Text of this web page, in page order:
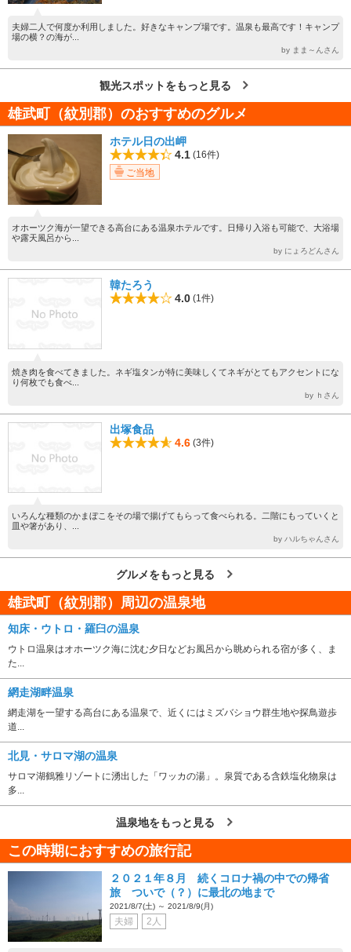
夫婦二人で何度か利用しました。好きなキャンプ場です。温泉も最高です！キャンプ
場の横？の海が...
by まま～んさん
観光スポットをもっと見る
雄武町（紋別郡）のおすすめのグルメ
ホテル日の出岬
4.1 (16件)
ご当地
オホーツク海が一望できる高台にある温泉ホテルです。日帰り入浴も可能で、大浴場
や露天風呂から...
by にょろどんさん
韓たろう
4.0 (1件)
焼き肉を食べてきました。ネギ塩タンが特に美味しくてネギがとてもアクセントにな
り何枚でも食べ...
by ｈさん
出塚食品
4.6 (3件)
いろんな種類のかまぼこをその場で揚げてもらって食べられる。二階にもっていくと
皿や箸があり、...
by ハルちゃんさん
グルメをもっと見る
雄武町（紋別郡）周辺の温泉地
知床・ウトロ・羅臼の温泉
ウトロ温泉はオホーツク海に沈む夕日などお風呂から眺められる宿が多く、ま
た...
網走湖畔温泉
網走湖を一望する高台にある温泉で、近くにはミズバショウ群生地や探鳥遊歩
道...
北見・サロマ湖の温泉
サロマ湖鶴雅リゾートに湧出した「ワッカの湯」。泉質である含鉄塩化物泉は
多...
温泉地をもっと見る
この時期におすすめの旅行記
２０２１年８月 続くコロナ禍の中での帰省
旅 ついで（？）に最北の地まで
2021/8/7(土) ～ 2021/8/9(月)
夫婦 2人